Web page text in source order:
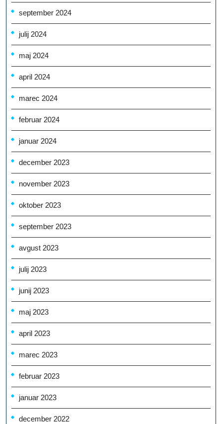
september 2024
julij 2024
maj 2024
april 2024
marec 2024
februar 2024
januar 2024
december 2023
november 2023
oktober 2023
september 2023
avgust 2023
julij 2023
junij 2023
maj 2023
april 2023
marec 2023
februar 2023
januar 2023
december 2022